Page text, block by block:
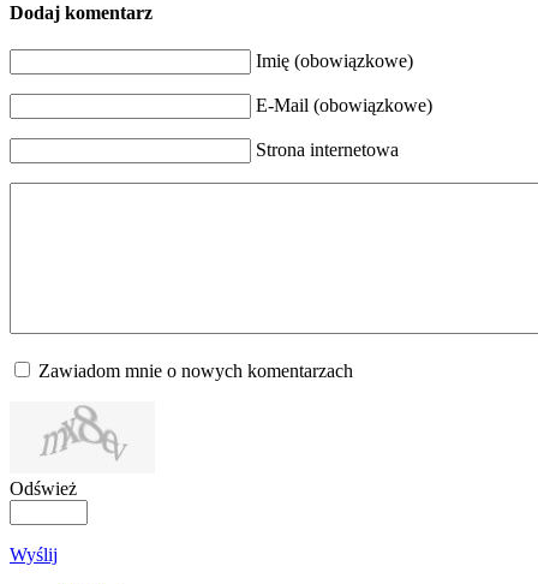
Dodaj komentarz
Imię (obowiązkowe)
E-Mail (obowiązkowe)
Strona internetowa
Zawiadom mnie o nowych komentarzach
Odśwież
Wyślij